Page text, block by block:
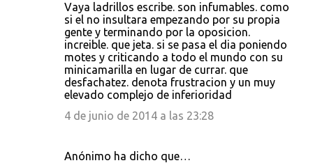
Vaya ladrillos escribe. son infumables. como
si el no insultara empezando por su propia
gente y terminando por la oposicion.
increible. que jeta. si se pasa el dia poniendo
motes y criticando a todo el mundo con su
minicamarilla en lugar de currar. que
desfachatez. denota frustracion y un muy
elevado complejo de inferioridad
4 de junio de 2014 a las 23:28
Anónimo ha dicho que…